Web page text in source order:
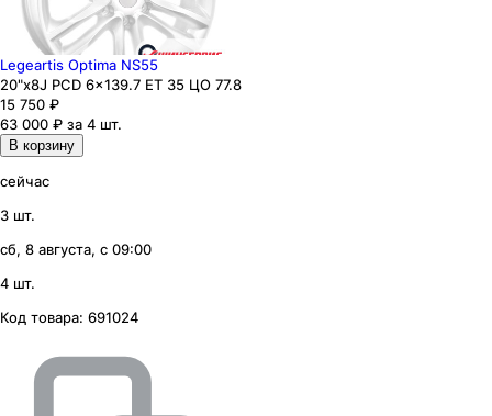
Legeartis Optima NS55
20"x8J PCD 6x139.7 ЕТ 35 ЦО 77.8
15 750 ₽
63 000 ₽ за 4 шт.
В корзину
сейчас
3 шт.
сб, 8 августа, с 09:00
4 шт.
Код товара: 691024